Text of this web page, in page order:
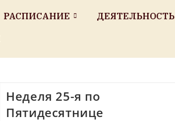
РАСПИСАНИЕ ДЕЯТЕЛЬНОСТЬ
Неделя 25-я по
Пятидесятнице